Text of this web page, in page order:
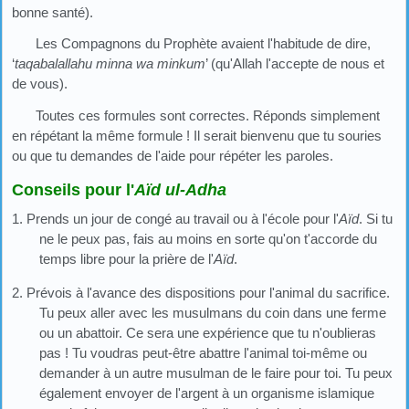
bonne santé).
Les Compagnons du Prophète avaient l'habitude de dire,
‘taqabalallahu minna wa minkum’ (qu'Allah l'accepte de nous et
de vous).
Toutes ces formules sont correctes. Réponds simplement
en répétant la même formule ! Il serait bienvenu que tu souries
ou que tu demandes de l'aide pour répéter les paroles.
Conseils pour l'Aïd ul-Adha
1. Prends un jour de congé au travail ou à l'école pour l'Aïd. Si tu
ne le peux pas, fais au moins en sorte qu'on t'accorde du
temps libre pour la prière de l'Aïd.
2. Prévois à l'avance des dispositions pour l'animal du sacrifice.
Tu peux aller avec les musulmans du coin dans une ferme
ou un abattoir. Ce sera une expérience que tu n'oublieras
pas ! Tu voudras peut-être abattre l'animal toi-même ou
demander à un autre musulman de le faire pour toi. Tu peux
également envoyer de l'argent à un organisme islamique